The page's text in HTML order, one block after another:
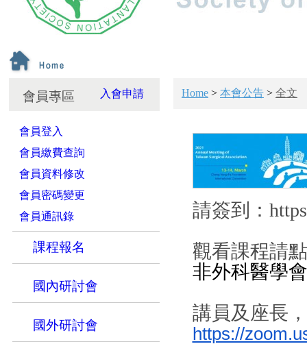
會員專區 入會申請
會員登入
會員繳費查詢
會員資料修改
會員密碼變更
會員通訊錄
課程報名
國內研討會
國外研討會
Home > 本會公告 > 全文
請簽到：
觀看課程請
非外科醫學
講員及座長
https://